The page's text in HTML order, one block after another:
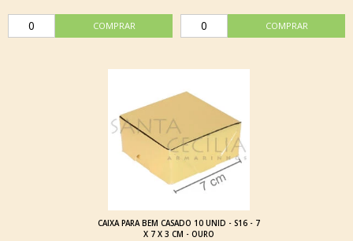
CAIXA PARA BEM CASADO 10 UNID - S16 - 7
X 7 X 3 CM - OURO